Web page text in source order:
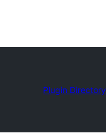
Plugin Directory